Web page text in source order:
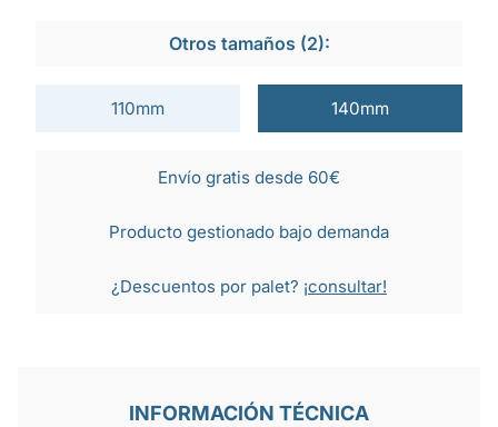
Otros tamaños (2):
110mm 140mm
Envío gratis desde 60€
Producto gestionado bajo demanda
¿Descuentos por palet? ¡consultar!
INFORMACIÓN TÉCNICA